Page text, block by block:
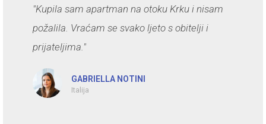
"Kupila sam apartman na otoku Krku i nisam
požalila. Vraćam se svako ljeto s obitelji i
prijateljima."
GABRIELLA NOTINI
Italija